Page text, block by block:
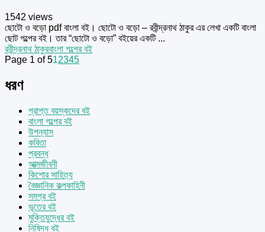
1542 views
ছোটো ও বড়ো pdf বাংলা বই। ছোটো ও বড়ো – রবীন্দ্রনাথ ঠাকুর এর লেখা একটি বাংলা
ছোট গল্পের বই। তার “ছোটো ও বড়ো” বইয়ের একটি ...
রবীন্দ্রনাথ ঠাকুরবাংলা গল্পের বই
Page 1 of 512345
ধরণ
প্রাপ্ত বয়স্কদের বই
বাংলা গল্পের বই
উপন্যাস
কবিতা
প্রবন্ধ
আত্মজীবনী
কিশোর সাহিত্য
বৈজ্ঞানিক কল্পকাহিনী
সমগ্র বই
ভূতের বই
মুক্তিযুদ্ধের বই
নিষিদ্ধ বই